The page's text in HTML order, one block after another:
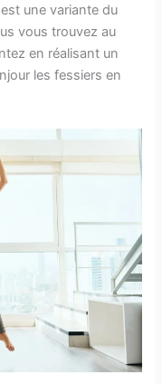
une variante du
vous trouvez au
en réalisant un
les fessiers en